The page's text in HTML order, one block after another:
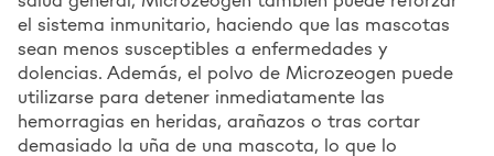
el sistema inmunitario, haciendo que las mascotas
sean menos susceptibles a enfermedades y
dolencias. Además, el polvo de Microzeogen puede
utilizarse para detener inmediatamente las
hemorragias en heridas, arañazos o tras cortar
demasiado la uña de una mascota, lo que lo